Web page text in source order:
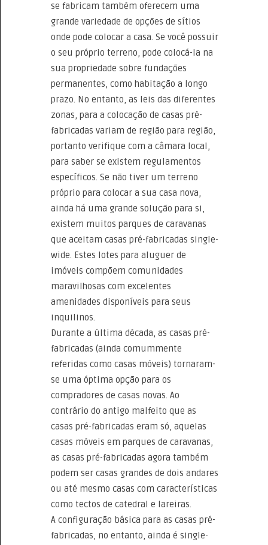
se fabricam também oferecem uma
grande variedade de opções de sítios
onde pode colocar a casa. Se você possuir
o seu próprio terreno, pode colocá-la na
sua propriedade sobre fundações
permanentes, como habitação a longo
prazo. No entanto, as leis das diferentes
zonas, para a colocação de casas pré-
fabricadas variam de região para região,
portanto verifique com a câmara local,
para saber se existem regulamentos
específicos. Se não tiver um terreno
próprio para colocar a sua casa nova,
ainda há uma grande solução para si,
existem muitos parques de caravanas
que aceitam casas pré-fabricadas single-
wide. Estes lotes para aluguer de
imóveis compõem comunidades
maravilhosas com excelentes
amenidades disponíveis para seus
inquilinos.
Durante a última década, as casas pré-
fabricadas (ainda comummente
referidas como casas móveis) tornaram-
se uma óptima opção para os
compradores de casas novas. Ao
contrário do antigo malfeito que as
casas pré-fabricadas eram só, aquelas
casas móveis em parques de caravanas,
as casas pré-fabricadas agora também
podem ser casas grandes de dois andares
ou até mesmo casas com características
como tectos de catedral e lareiras.
A configuração básica para as casas pré-
fabricadas, no entanto, ainda é single-